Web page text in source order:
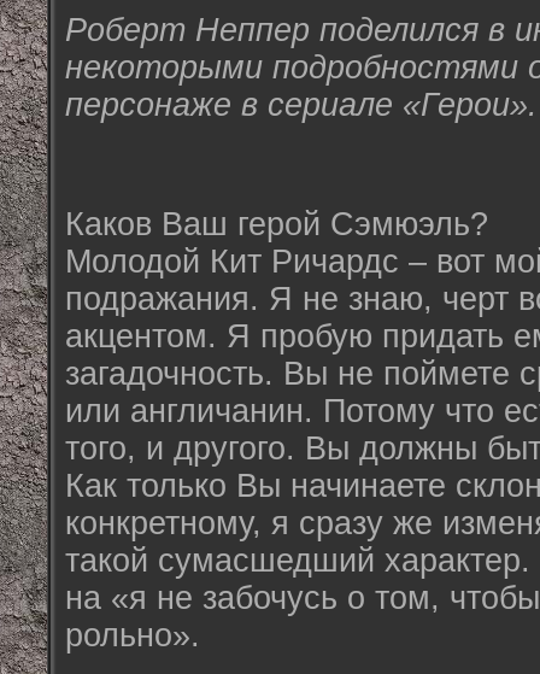
Роберт Неппер поделился в
некоторыми подробностями
персонаже в сериале «Герои».
Каков Ваш герой Сэмюэль?
Молодой Кит Ричардс – вот
подражания. Я не знаю, черт
акцентом. Я пробую придать
загадочность. Вы не поймете
или англичанин. Потому что
того, и другого. Вы должны
Как только Вы начинаете
конкретному, я сразу же
такой сумасшедший характер.
на «я не забочусь о том,
рольно».